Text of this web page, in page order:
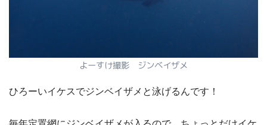
よーすけ撮影 ジンベイザメ
ひろーいイケスでジンベイザメと泳げるんです！